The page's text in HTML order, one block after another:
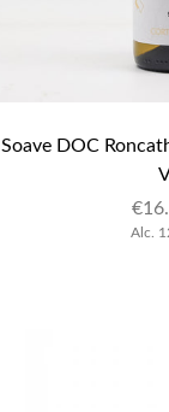
Soave DOC
€
Alc.